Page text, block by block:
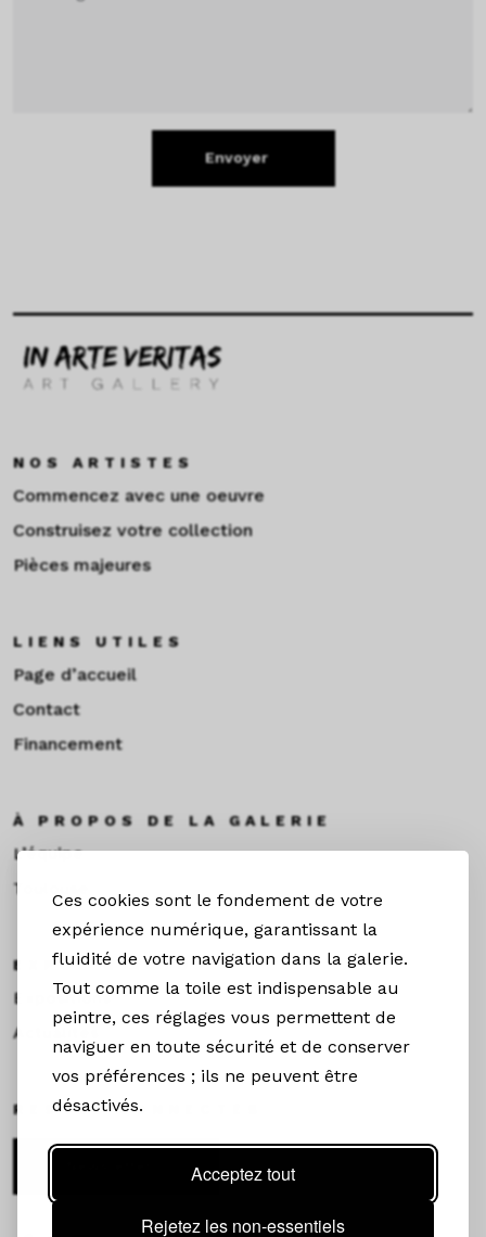
Ces cookies sont le fondement de votre
expérience numérique, garantissant la
fluidité de votre navigation dans la galerie.
Tout comme la toile est indispensable au
peintre, ces réglages vous permettent de
naviguer en toute sécurité et de conserver
vos préférences ; ils ne peuvent être
désactivés.
Acceptez tout
Rejetez les non-essentiels
Envoyer
NOS ARTISTES
Commencez avec une oeuvre
Construisez votre collection
Pièces majeures
LIENS UTILES
Page d’accueil
Contact
Financement
À PROPOS DE LA GALERIE
L’équipe
Toulouse
EXPOS & ACTUS
Expositions
Actualités
RESTEZ CONNECTÉS